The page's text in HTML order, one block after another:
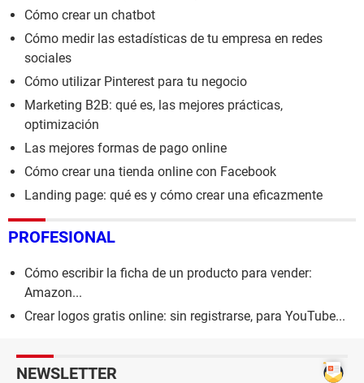
Cómo crear un chatbot
Cómo medir las estadísticas de tu empresa en redes
sociales
Cómo utilizar Pinterest para tu negocio
Marketing B2B: qué es, las mejores prácticas,
optimización
Las mejores formas de pago online
Cómo crear una tienda online con Facebook
Landing page: qué es y cómo crear una eficazmente
PROFESIONAL
Cómo escribir la ficha de un producto para vender:
Amazon...
Crear logos gratis online: sin registrarse, para YouTube...
NEWSLETTER